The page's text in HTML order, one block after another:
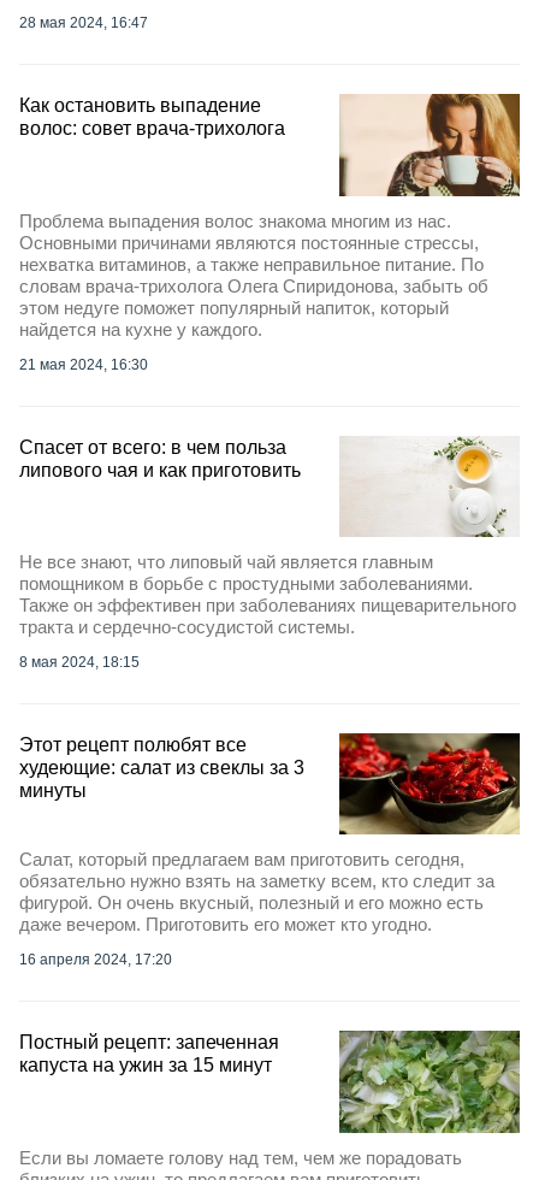
28 мая 2024, 16:47
Как остановить выпадение
волос: совет врача-трихолога
Проблема выпадения волос знакома многим из нас.
Основными причинами являются постоянные стрессы,
нехватка витаминов, а также неправильное питание. По
словам врача-трихолога Олега Спиридонова, забыть об
этом недуге поможет популярный напиток, который
найдется на кухне у каждого.
21 мая 2024, 16:30
Спасет от всего: в чем польза
липового чая и как приготовить
Не все знают, что липовый чай является главным
помощником в борьбе с простудными заболеваниями.
Также он эффективен при заболеваниях пищеварительного
тракта и сердечно-сосудистой системы.
8 мая 2024, 18:15
Этот рецепт полюбят все
худеющие: салат из свеклы за 3
минуты
Салат, который предлагаем вам приготовить сегодня,
обязательно нужно взять на заметку всем, кто следит за
фигурой. Он очень вкусный, полезный и его можно есть
даже вечером. Приготовить его может кто угодно.
16 апреля 2024, 17:20
Постный рецепт: запеченная
капуста на ужин за 15 минут
Если вы ломаете голову над тем, чем же порадовать